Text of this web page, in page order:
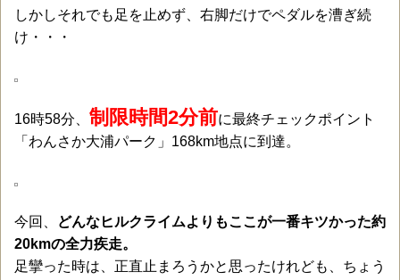
しかしそれでも足を止めず、右脚だけでペダルを漕ぎ続
け・・・
16時58分、 制限時間2分前に最終チェックポイント
「わんさか大浦パーク」168km地点に到達。
今回、
どんなヒルクライムよりもここが一番キツかった約
20kmの全力疾走。
足攣った時は、正直止まろうかと思ったけれども、ちょう